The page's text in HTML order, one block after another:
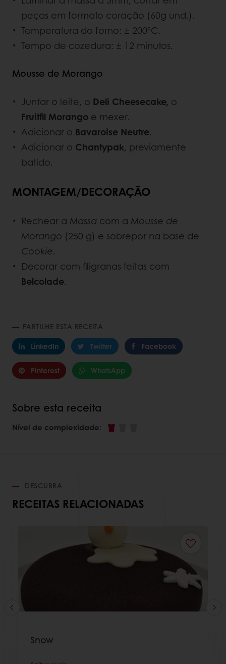
peças em formato coração (60g und.).
Temperatura do forno: ± 200ºC.
Tempo de cozedura: ± 12 minutos.
Mousse de Morango
Juntar o leite, o Deli Cheesecake, o
Fruitfil Morango e mexer.
Adicionar o Bavaroise Neutre.
Adicionar o Chantypak, previamente
batido.
MONTAGEM/DECORAÇÃO
Rechear a Massa com a Mousse de
Morango (250 g) e sobrepor na base de
Cookie.
Decorar com filigranas feitas com
Belcolade.
PARTILHE ESTA RECEITA
LinkedIn
Twitter Facebook
Pinterest WhatsApp
Sobre esta receita
Nível de complexidade:
DESCUBRA
RECEITAS RELACIONADAS
Snow